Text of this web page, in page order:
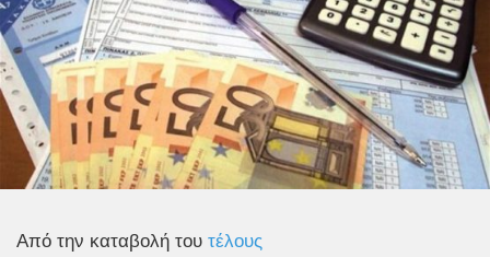
Από την καταβολή του τέλους